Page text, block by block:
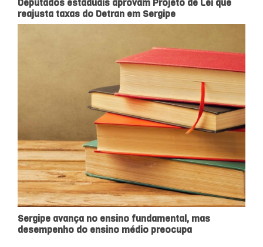
Deputados estaduais aprovam Projeto de Lei que
reajusta taxas do Detran em Sergipe
Sergipe avança no ensino fundamental, mas
desempenho do ensino médio preocupa